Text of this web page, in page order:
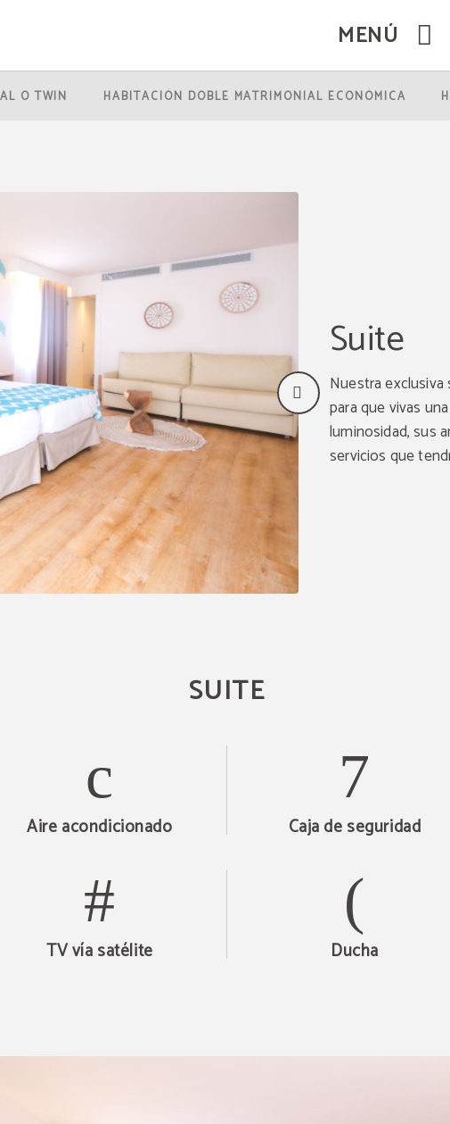
MENÚ
O TWIN HABITACIÓN DOBLE MATRIMONIAL ECONÓMICA
Suite
Nuestra
para que vivas
luminosidad, sus
servicios que
SUITE
Aire acondicionado Caja de seguridad
TV vía satélite Ducha